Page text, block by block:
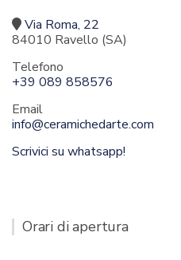
Via Roma, 22
84010 Ravello (SA)
Telefono
+39 089 858576
Email
info@ceramichedarte.com
Scrivici su whatsapp!
Orari di apertura